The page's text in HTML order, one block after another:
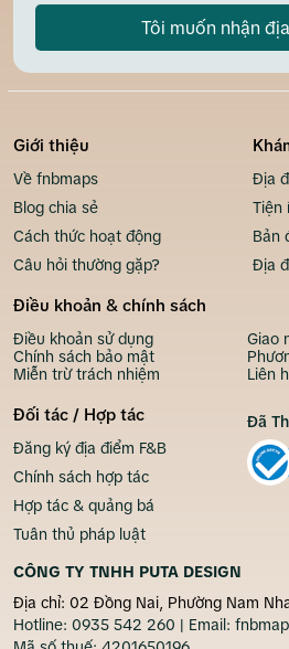
Tôi muốn nhận
Giới thiệu
Về fnbmaps
Blog chia sẻ
Cách thức hoạt động
Câu hỏi thường gặp?
Địa
Tiện
Bản
Địa
Điều khoản & chính sách
Điều khoản sử dụng
Chính sách bảo mật
Miễn trừ trách nhiệm
Giao
Liên
Đối tác / Hợp tác
Đăng ký địa điểm F&B
Chính sách hợp tác
Hợp tác & quảng bá
Tuân thủ pháp luật
CÔNG TY TNHH PUTA DESIGN
Địa chỉ: 02 Đồng Nai, Phường Nam
Hotline: 0935 542 260 | Email:
Đã